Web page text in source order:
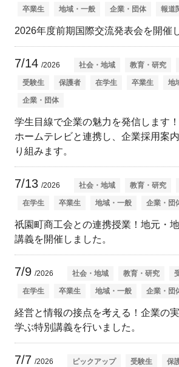
卒業生 地域・一般 企業・団体 報道
2026年度前期国際交流発表会を開催
7/14 /2026 社会・地域 教育・研究
受験生 保護者 在学生 卒業生 地
企業・団体
学生目線で企業の魅力を発信します
ホームテレビと連携し、企業採用案
り組みます。
7/13 /2026 社会・地域 教育・研究
在学生 卒業生 地域・一般 企業・団
祇園町商工会との連携授業！地元・
講義を開催しました。
7/9 /2026 社会・地域 教育・研究
在学生 卒業生 地域・一般 企業・団
経営と情報の接点を考える！企業の
学ぶ特別講義を行いました。
7/7 /2026 ピックアップ 受験生 保